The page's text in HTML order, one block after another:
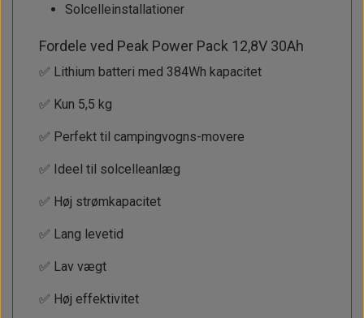
Solcelleinstallationer
Fordele ved Peak Power Pack 12,8V 30Ah
✅ Lithium batteri med 384Wh kapacitet
✅ Kun 5,5 kg
✅ Perfekt til campingvogns-movere
✅ Ideel til solcelleanlæg
✅ Høj strømkapacitet
✅ Lang levetid
✅ Lav vægt
✅ Høj effektivitet